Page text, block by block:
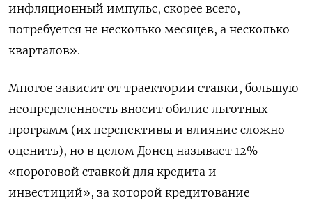
инфляционный импульс, скорее всего,
потребуется не несколько месяцев, а несколько
кварталов».
Многое зависит от траектории ставки, большую
неопределенность вносит обилие льготных
программ (их перспективы и влияние сложно
оценить), но в целом Донец называет 12%
«пороговой ставкой для кредита и
инвестиций», за которой кредитование